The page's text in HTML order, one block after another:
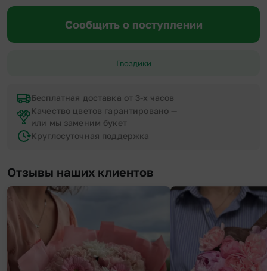
Сообщить о поступлении
Гвоздики
Бесплатная доставка от 3-х часов
Качество цветов гарантировано —
или мы заменим букет
Круглосуточная поддержка
Отзывы наших клиентов